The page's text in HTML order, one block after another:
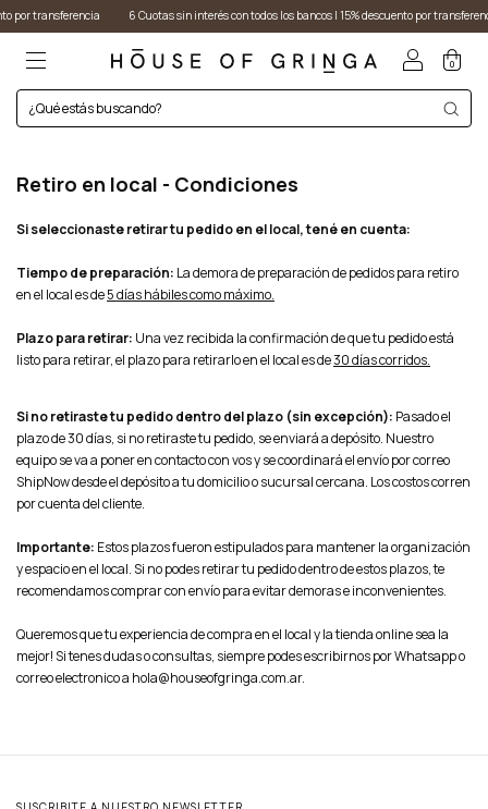
por transferencia 6 Cuotas sin interés con todos los bancos I 15% descuento por transferencia
0
Retiro en local - Condiciones
Si seleccionaste retirar tu pedido en el local, tené en cuenta:
Tiempo de preparación: La demora de preparación de pedidos para retiro
en el local es de5 días hábiles como máximo.
Plazo para retirar: Una vez recibida la confirmación de que tu pedido está
listo para retirar, el plazo para retirarlo en el local es de30 días corridos.
Si no retiraste tu pedido dentro del plazo (sin excepción): Pasado el
plazo de 30 días, si no retiraste tu pedido, se enviará a depósito. Nuestro
equipo se va a poner en contacto con vos y se coordinará el envío por correo
ShipNow desde el depósito a tu domicilio o sucursal cercana. Los costos corren
por cuenta del cliente.
Importante: Estos plazos fueron estipulados para mantener la organización
y espacio en el local. Si no podes retirar tu pedido dentro de estos plazos, te
recomendamos comprar con envío para evitar demoras e inconvenientes.
Queremos que tu experiencia de compra en el local y la tienda online sea la
mejor! Si tenes dudas o consultas, siempre podes escribirnos por Whatsapp o
correo electronico a hola@houseofgringa.com.ar.